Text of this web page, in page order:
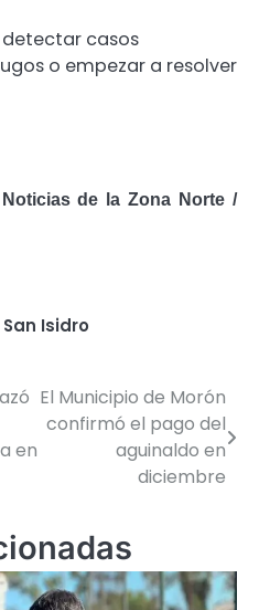
detectar casos
o empezar a resolver
de la Zona Norte /
San Isidro
en
El Municipio de Morón
confirmó el pago del
aguinaldo en
diciembre